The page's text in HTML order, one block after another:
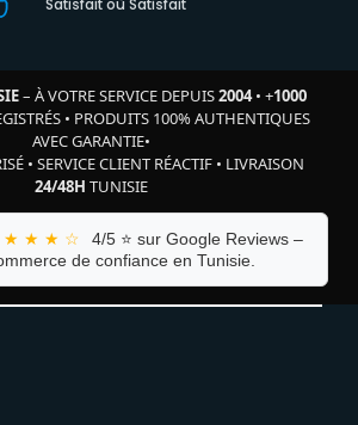
Satisfait où Satisfait
– À VOTRE SERVICE DEPUIS2004• +1000
• PRODUITS 100% AUTHENTIQUES
AVEC GARANTIE•
• SERVICE CLIENT RÉACTIF • LIVRAISON
24/48H TUNISIE
★ ★ ★ ☆
4/5 ⭐ sur Google Reviews –
de confiance en Tunisie.